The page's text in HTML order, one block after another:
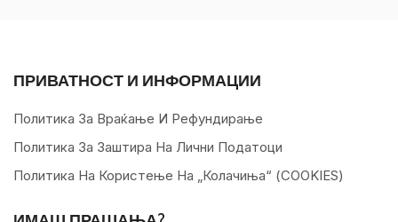
ПРИВАТНОСТ И ИНФОРМАЦИИ
Политика За Враќање И Рефундирање
Политика За Заштира На Лични Податоци
Политика На Користење На „колачиња“ (COOKIES)